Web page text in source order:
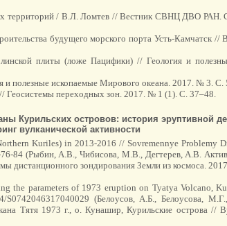
территорий / В.Л. Ломтев // Вестник СВНЦ ДВО РАН.
будущего морского порта Усть-Камчатск
плиты (ложе Пацифики) // Геология и
и полезные ископаемые Мирового океана. 2017. № 3. С.
Геосистемы переходных зон. 2017. № 1 (1). С. 37–48.
Курильских островов: история эруптивной
вулканической активности
Kuriles) in 2013-2016 // Sovremennye Problemy
84 (Рыбин, А.В., Чибисова, М.В., Дегтерев, А.В.
дистанционного зондирования Земли из космоса.
the parameters of 1973 eruption on Tyatya Volcano,
(Белоусов, А.Б., Белоусова,
Тятя 1973 г., о. Кунашир, Курильские острова //